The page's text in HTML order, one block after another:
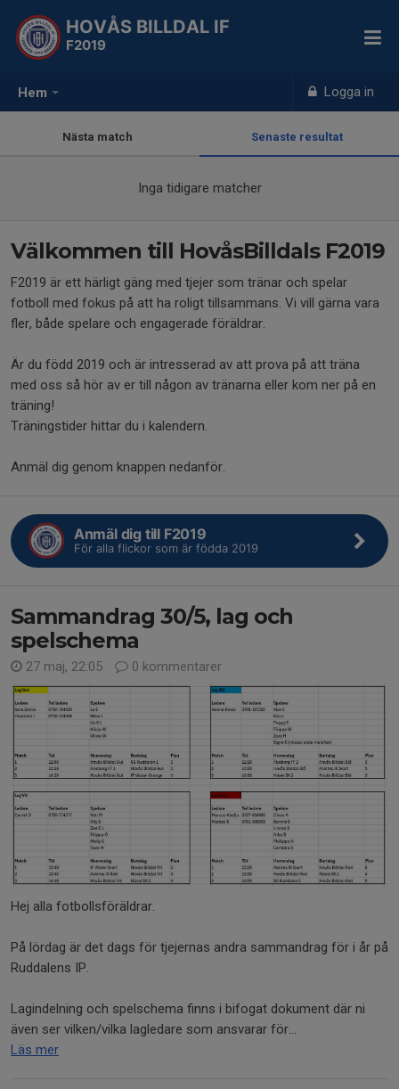
Hem Logga in
HOVÅS BILLDAL IF
F2019
Nästa match Senaste resultat
Inga tidigare matcher
Välkommen till HovåsBilldals F2019
F2019 är ett härligt gäng med tjejer som tränar och spelar
fotboll med fokus på att ha roligt tillsammans. Vi vill gärna vara
fler, både spelare och engagerade föräldrar.
Är du född 2019 och är intresserad av att prova på att träna
med oss så hör av er till någon av tränarna eller kom ner på en
träning!
Träningstider hittar du i kalendern.
Anmäl dig genom knappen nedanför.
Anmäl dig till F2019
För alla flickor som är födda 2019
Sammandrag 30/5, lag och
spelschema
27 maj, 22:05 0 kommentarer
Hej alla fotbollsföräldrar.
På lördag är det dags för tjejernas andra sammandrag för i år på
Ruddalens IP.
Lagindelning och spelschema finns i bifogat dokument där ni
även ser vilken/vilka lagledare som ansvarar för...
Läs mer